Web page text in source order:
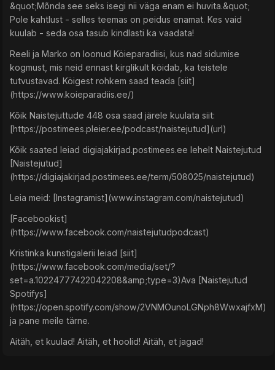
&quot;Mõnda see seks isegi nii väga enam ei huvita.&quot;
Pole kahtlust - selles teemas on peidus enamat. Kes vaid
kuulab - seda osa tasub kindlasti ka vaadata!
Reeli ja Marko on loonud Köieparadiisi, kus nad sidumise
kogmust, mis neid ennast kirglikult köidab, ka teistele
tutvustavad. Köigest rohkem saad teada [siit]
(https://www.koieparadiis.ee/)
Kõik Naistejuttude 448 osa saad järele kuulata siit:
[https://postimees.pleier.ee/podcast/naistejutud](url)
Kõik saated leiad digiajakirjad.postimees.ee lehelt Naistejutud
[Naistejutud]
(https://digiajakirjad.postimees.ee/term/508025/naistejutud)
Leia meid: [Instagramist](www.instagram.com/naistejutud)
[Facebookist]
(https://www.facebook.com/naistejutudpodcast)
Kristinka kunstigalerii leiad [siit]
(https://www.facebook.com/media/set/?
set=a.10224777422042208&amp;type=3) ​ Ava [Naistejutud
Spotifys]
(https://open.spotify.com/show/2VNMOunoLGNph8WwxajfxM)
ja pane meile tärne.
Aitäh, et kuulad! Aitäh, et hoolid! Aitäh, et jagad!